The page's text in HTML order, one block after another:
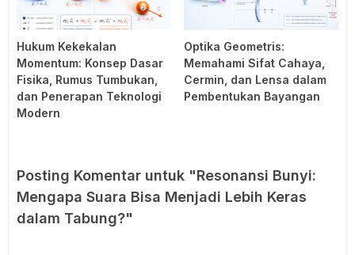
Hukum Kekekalan
Momentum: Konsep Dasar
Fisika, Rumus Tumbukan,
dan Penerapan Teknologi
Modern
Optika Geometris:
Memahami Sifat Cahaya,
Cermin, dan Lensa dalam
Pembentukan Bayangan
Posting Komentar untuk "Resonansi Bunyi:
Mengapa Suara Bisa Menjadi Lebih Keras
dalam Tabung?"